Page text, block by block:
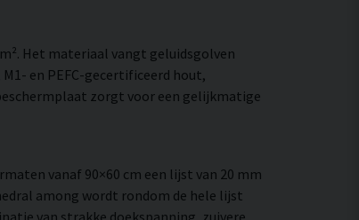
Het materiaal vangt geluidsgolven
en PEFC-gecertificeerd hout,
zorgt voor een gelijkmatige
vanaf 90×60 cm een lijst van 20 mm
among wordt rondom de hele lijst
van strakke doekspanning, zuivere